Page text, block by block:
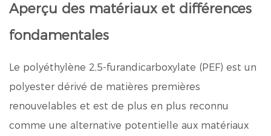
Aperçu des matériaux et différences
fondamentales
Le polyéthylène 2,5-furandicarboxylate (PEF) est un
polyester dérivé de matières premières
renouvelables et est de plus en plus reconnu
comme une alternative potentielle aux matériaux